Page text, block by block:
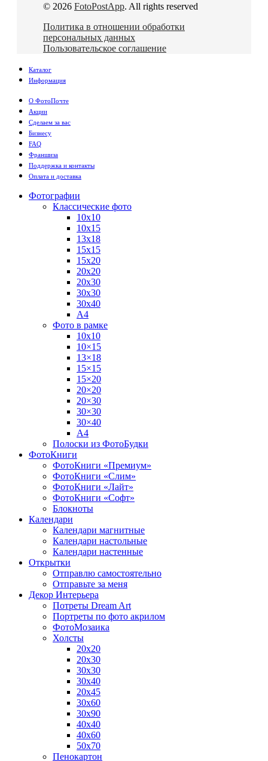
© 2026 FotoPostApp. All rights reserved
Политика в отношении обработки
персональных данных
Пользовательское соглашение
Каталог
Информация
О ФотоПочте
Акции
Сделаем за вас
Бизнесу
FAQ
Франшиза
Поддержка и контакты
Оплата и доставка
Фотографии
Классические фото
10х10
10х15
13х18
15х15
15х20
20х20
20х30
30х30
30х40
А4
Фото в рамке
10х10
10×15
13×18
15×15
15×20
20×20
20×30
30×30
30×40
A4
Полоски из ФотоБудки
ФотоКниги
ФотоКниги «Премиум»
ФотоКниги «Слим»
ФотоКниги «Лайт»
ФотоКниги «Софт»
Блокноты
Календари
Календари магнитные
Календари настольные
Календари настенные
Открытки
Отправлю самостоятельно
Отправьте за меня
Декор Интерьера
Потреты Dream Art
Портреты по фото акрилом
ФотоМозаика
Холсты
20х20
20х30
30х30
30х40
20х45
30х60
30х90
40х40
40х60
50х70
Пенокартон